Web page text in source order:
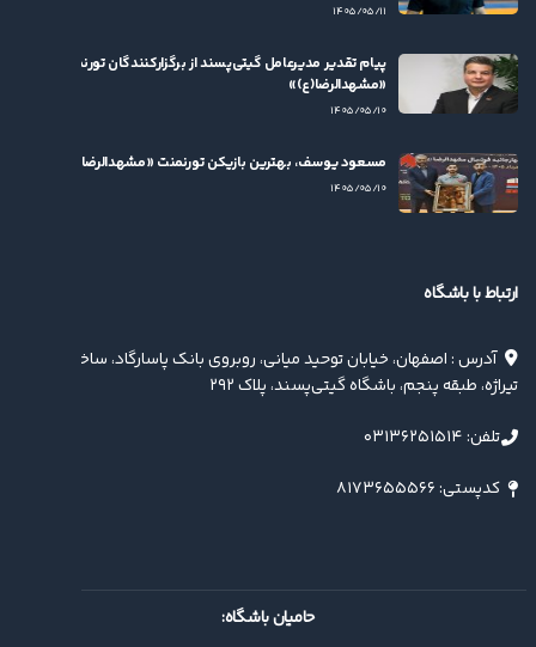
۱۴۰۵/۰۵/۱۱
پیام تقدیر مدیرعامل گیتی‌پسند از برگزارکنندگان تورنمنت
«مشهدالرضا(ع)»
۱۴۰۵/۰۵/۱۰
مسعود یوسف، بهترین بازیکن تورنمنت «مشهدالرضا(ع)» شد
۱۴۰۵/۰۵/۱۰
ارتباط با باشگاه
آدرس : اصفهان، خیابان توحید میانی، روبروی بانک پاسارگاد، ساختمان
تیراژه، طبقه پنجم، باشگاه گیتی‌پسند، پلاک ۲۹۲
تلفن: ۰۳۱۳۶۲۵۱۵۱۴
کدپستی: ۸۱۷۳۶۵۵۵۶۶
حامیان باشگاه: